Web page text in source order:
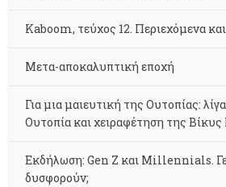
Kaboom, τεύχος 12. Περιεχόμενα
Μετα-αποκαλυπτική εποχή
Για μια μαιευτική της Ουτοπίας:
Ουτοπία και χειραφέτηση της
Εκδήλωση: Gen Z και Millennials.
δυσφορούν;